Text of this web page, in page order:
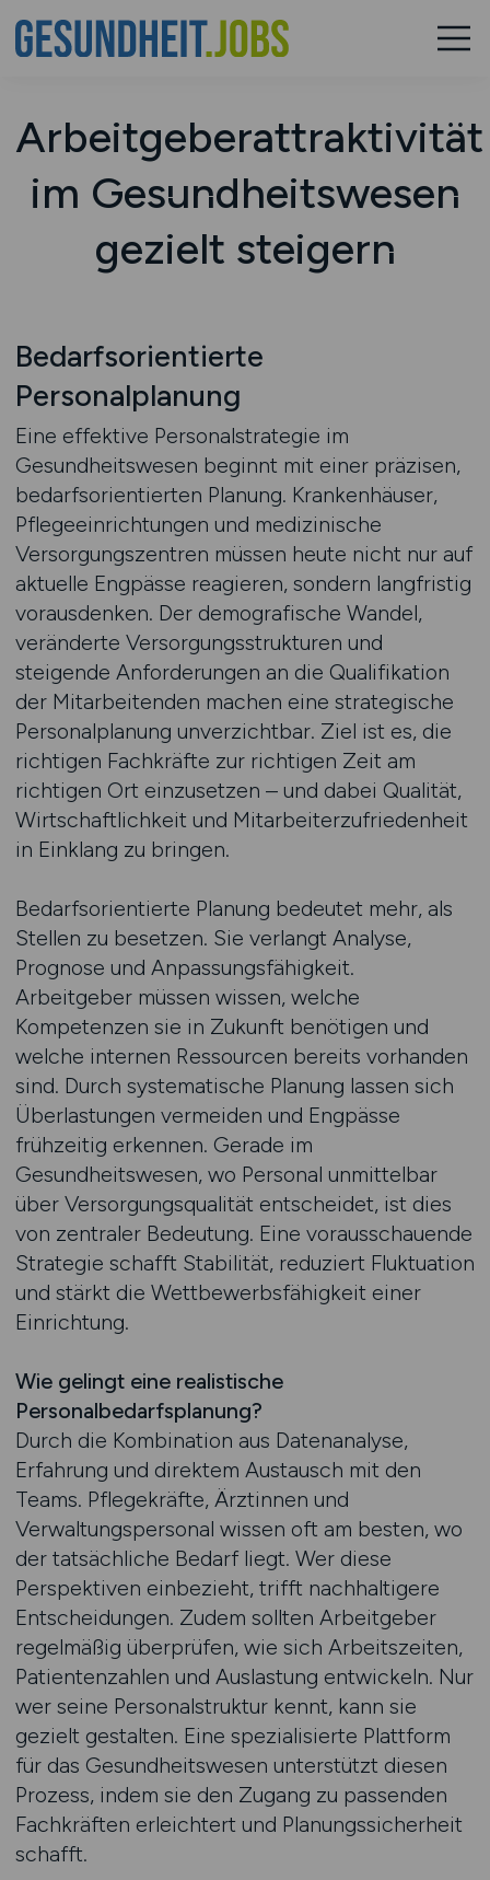
Arbeitgeberattraktivität
im Gesundheitswesen
gezielt steigern
Bedarfsorientierte
Personalplanung
Eine effektive Personalstrategie im
Gesundheitswesen beginnt mit einer präzisen,
bedarfsorientierten Planung. Krankenhäuser,
Pflegeeinrichtungen und medizinische
Versorgungszentren müssen heute nicht nur auf
aktuelle Engpässe reagieren, sondern langfristig
vorausdenken. Der demografische Wandel,
veränderte Versorgungsstrukturen und
steigende Anforderungen an die Qualifikation
der Mitarbeitenden machen eine strategische
Personalplanung unverzichtbar. Ziel ist es, die
richtigen Fachkräfte zur richtigen Zeit am
richtigen Ort einzusetzen – und dabei Qualität,
Wirtschaftlichkeit und Mitarbeiterzufriedenheit
in Einklang zu bringen.
Bedarfsorientierte Planung bedeutet mehr, als
Stellen zu besetzen. Sie verlangt Analyse,
Prognose und Anpassungsfähigkeit.
Arbeitgeber müssen wissen, welche
Kompetenzen sie in Zukunft benötigen und
welche internen Ressourcen bereits vorhanden
sind. Durch systematische Planung lassen sich
Überlastungen vermeiden und Engpässe
frühzeitig erkennen. Gerade im
Gesundheitswesen, wo Personal unmittelbar
über Versorgungsqualität entscheidet, ist dies
von zentraler Bedeutung. Eine vorausschauende
Strategie schafft Stabilität, reduziert Fluktuation
und stärkt die Wettbewerbsfähigkeit einer
Einrichtung.
Wie gelingt eine realistische
Personalbedarfsplanung?
Durch die Kombination aus Datenanalyse,
Erfahrung und direktem Austausch mit den
Teams. Pflegekräfte, Ärztinnen und
Verwaltungspersonal wissen oft am besten, wo
der tatsächliche Bedarf liegt. Wer diese
Perspektiven einbezieht, trifft nachhaltigere
Entscheidungen. Zudem sollten Arbeitgeber
regelmäßig überprüfen, wie sich Arbeitszeiten,
Patientenzahlen und Auslastung entwickeln. Nur
wer seine Personalstruktur kennt, kann sie
gezielt gestalten. Eine spezialisierte Plattform
für das Gesundheitswesen unterstützt diesen
Prozess, indem sie den Zugang zu passenden
Fachkräften erleichtert und Planungssicherheit
schafft.